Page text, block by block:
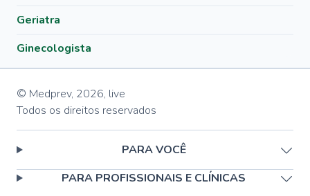
Geriatra
Ginecologista
© Medprev, 2026, live
Todos os direitos reservados
PARA VOCÊ
PARA PROFISSIONAIS E CLÍNICAS